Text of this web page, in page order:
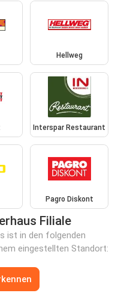
Hellweg
Interspar Restaurant
Pagro Diskont
Filiale
ist in den folgenden
eingestellten Standort: